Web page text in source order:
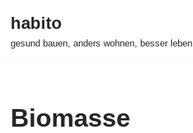
habito
gesund bauen, anders wohnen, besser leben
Biomasse